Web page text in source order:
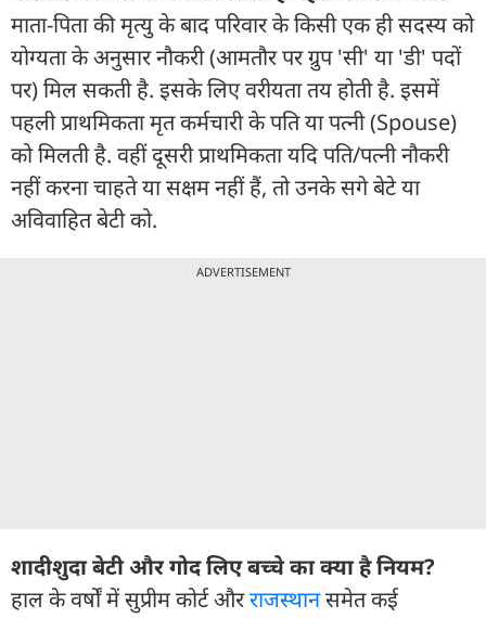
माता-पिता की मृत्यु के बाद परिवार के किसी एक ही सदस्य को
योग्यता के अनुसार नौकरी (आमतौर पर ग्रुप 'सी' या 'डी' पदों
पर) मिल सकती है. इसके लिए वरीयता तय होती है. इसमें
पहली प्राथमिकता मृत कर्मचारी के पति या पत्नी (Spouse)
को मिलती है. वहीं दूसरी प्राथमिकता यदि पति/पत्नी नौकरी
नहीं करना चाहते या सक्षम नहीं हैं, तो उनके सगे बेटे या
अविवाहित बेटी को.
ADVERTISEMENT
शादीशुदा बेटी और गोद लिए बच्चे का क्या है नियम?
हाल के वर्षों में सुप्रीम कोर्ट औरराजस्थानसमेत कई